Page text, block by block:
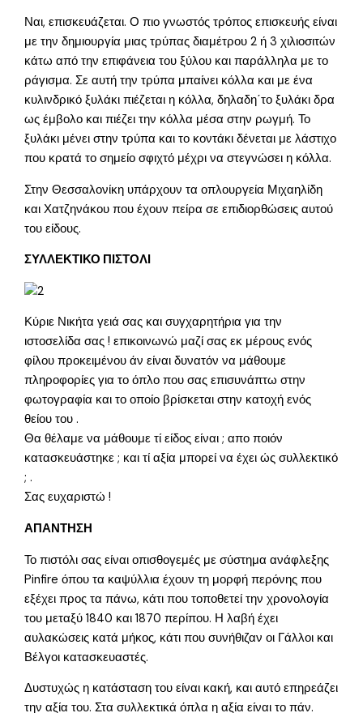
Ναι, επισκευάζεται. Ο πιο γνωστός τρόπος επισκευής είναι
με την δημιουργία μιας τρύπας διαμέτρου 2 ή 3 χιλιοσιτών
κάτω από την επιφάνεια του ξύλου και παράλληλα με το
ράγισμα. Σε αυτή την τρύπα μπαίνει κόλλα και με ένα
κυλινδρικό ξυλάκι πιέζεται η κόλλα, δηλαδη΄το ξυλάκι δρα
ως έμβολο και πιέζει την κόλλα μέσα στην ρωγμή. Το
ξυλάκι μένει στην τρύπα και το κοντάκι δένεται με λάστιχο
που κρατά το σημείο σφιχτό μέχρι να στεγνώσει η κόλλα.
Στην Θεσσαλονίκη υπάρχουν τα οπλουργεία Μιχαηλίδη
και Χατζηνάκου που έχουν πείρα σε επιδιορθώσεις αυτού
του είδους.
ΣΥΛΛΕΚΤΙΚΟ ΠΙΣΤΟΛΙ
Κύριε Νικήτα γειά σας και συγχαρητήρια για την
ιστοσελίδα σας ! επικοινωνώ μαζί σας εκ μέρους ενός
φίλου προκειμένου άν είναι δυνατόν να μάθουμε
πληροφορίες για το όπλο που σας επισυνάπτω στην
φωτογραφία και το οποίο βρίσκεται στην κατοχή ενός
θείου του .
Θα θέλαμε να μάθουμε τί είδος είναι ; απο ποιόν
κατασκευάστηκε ; και τί αξία μπορεί να έχει ώς συλλεκτικό
; .
Σας ευχαριστώ !
ΑΠΑΝΤΗΣΗ
Το πιστόλι σας είναι οπισθογεμές με σύστημα ανάφλεξης
Pinfire όπου τα καψύλλια έχουν τη μορφή περόνης που
εξέχει προς τα πάνω, κάτι που τοποθετεί την χρονολογία
του μεταξύ 1840 και 1870 περίπου. Η λαβή έχει
αυλακώσεις κατά μήκος, κάτι που συνήθιζαν οι Γάλλοι και
Βέλγοι κατασκευαστές.
Δυστυχώς η κατάσταση του είναι κακή, και αυτό επηρεάζει
την αξία του. Στα συλλεκτικά όπλα η αξία είναι το πάν.